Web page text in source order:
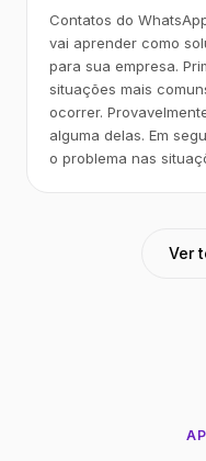
Contatos do
vai aprender como
para sua empresa.
situações mais
ocorrer.
alguma delas. Em
o problema nas
Ver